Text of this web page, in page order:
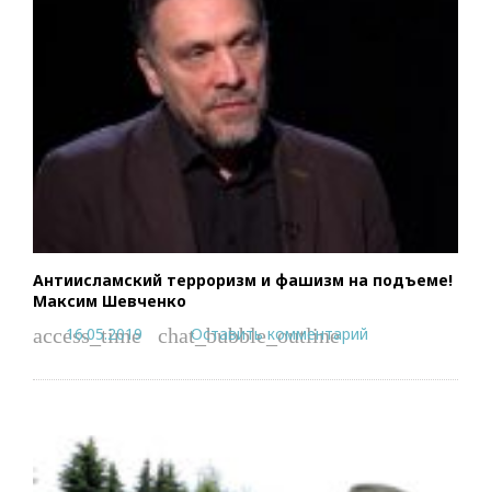
Антиисламский терроризм и фашизм на подъеме!
Максим Шевченко
access_time
16.05.2019 chat_bubble_outline
Оставить комментарий